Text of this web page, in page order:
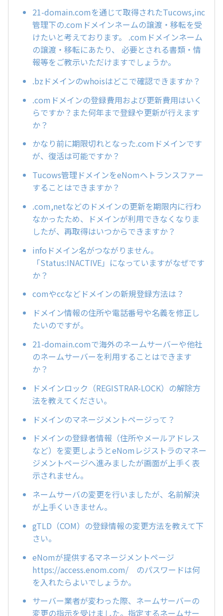
21-domain.comを通じて取得されたTucows,inc
管理下の.comドメインネームの譲渡・移転を受
けたいと考えております。 .comドメインネーム
の譲渡・移転にあたり、 必要とされる書類・情
報等をご教示いただけますでしょうか。
.bzドメインのwhoisはどこで確認できますか？
.comドメインの登録費用および更新費用はいく
らですか？また何年まで登録や更新が行えます
か？
かなり前に期限切れとなった.comドメインです
が、復活は可能ですか？
Tucows管理ドメインをeNomへトランスファー
することはできますか？
.com,netなどのドメインの更新を期限内に行わ
なかったため、ドメインが利用できなくなりま
したが、再取得はいつからできますか？
infoドメイン名がつながりません。
「Status:INACTIVE」になっていますがなぜです
か？
comやccなどドメインの新規登録方法は？
ドメイン情報の住所や電話番号や名義を修正し
たいのですが。
21-domain.comで海外のネームサーバーや他社
のネームサーバーを利用することはできます
か？
ドメインロック（REGISTRAR-LOCK）の解除方
法を教えてください。
ドメインのマネージメントページって？
ドメインの登録者情報（住所やメールアドレス
など）を変更しようとeNomレジストラのマネー
ジメントページへ進みましたが画面が上手く表
示されません。
ネームサーバの変更を行いましたが、名前解決
が上手くいきません。
gTLD（COM）の登録情報の変更方法を教えて下
さい。
eNomが提供するマネージメントページ
https://access.enom.com/ のパスワードは何
を入れたらよいでしょうか。
サーバー業者が変わった際、ネームサーバーの
変更の指示を受けました。指定するネームサー